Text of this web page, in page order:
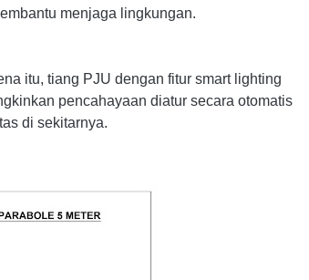
menjaga lingkungan.
itu, tiang PJU dengan fitur smart lighting
pencahayaan diatur secara otomatis
di sekitarnya.